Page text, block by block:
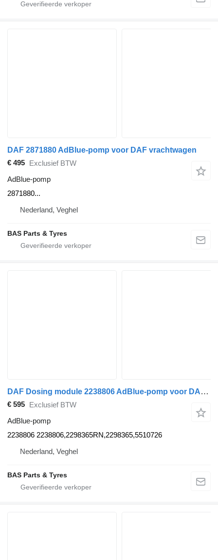
DAF 2871880 AdBlue-pomp voor DAF vrachtwagen
€ 495 Exclusief BTW
AdBlue-pomp
2871880...
Nederland, Veghel
BAS Parts & Tyres
DAF Dosing module 2238806 AdBlue-pomp voor DAF vrachtwagen
€ 595 Exclusief BTW
AdBlue-pomp
2238806 2238806,2298365RN,2298365,5510726
Nederland, Veghel
BAS Parts & Tyres